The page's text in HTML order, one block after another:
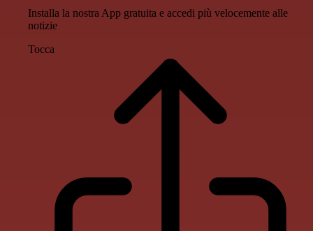
Installa la nostra App gratuita e accedi più velocemente alle
notizie
Tocca